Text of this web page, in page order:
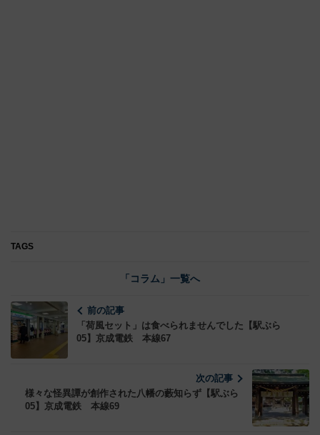
TAGS
「コラム」一覧へ
前の記事
「荷風セット」は食べられませんでした【駅ぶら
05】京成電鉄 本線67
次の記事
様々な怪異譚が創作された八幡の藪知らず【駅ぶら
05】京成電鉄 本線69